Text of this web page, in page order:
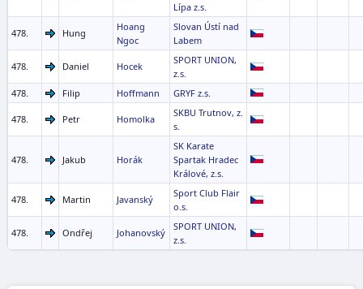
Lípa z.s.
478. Hung
Hoang
Ngoc
Slovan Ústí nad
Labem
478. Daniel Hocek
SPORT UNION,
z.s.
478.
Filip Hoffmann GRYF z.s.
478. Petr Homolka
SKBU Trutnov, z.
s.
478. Jakub Horák
SK Karate
Spartak Hradec
Králové, z.s.
478. Martin Javanský
Sport Club Flair
o.s.
478. Ondřej Johanovský
SPORT UNION,
z.s.